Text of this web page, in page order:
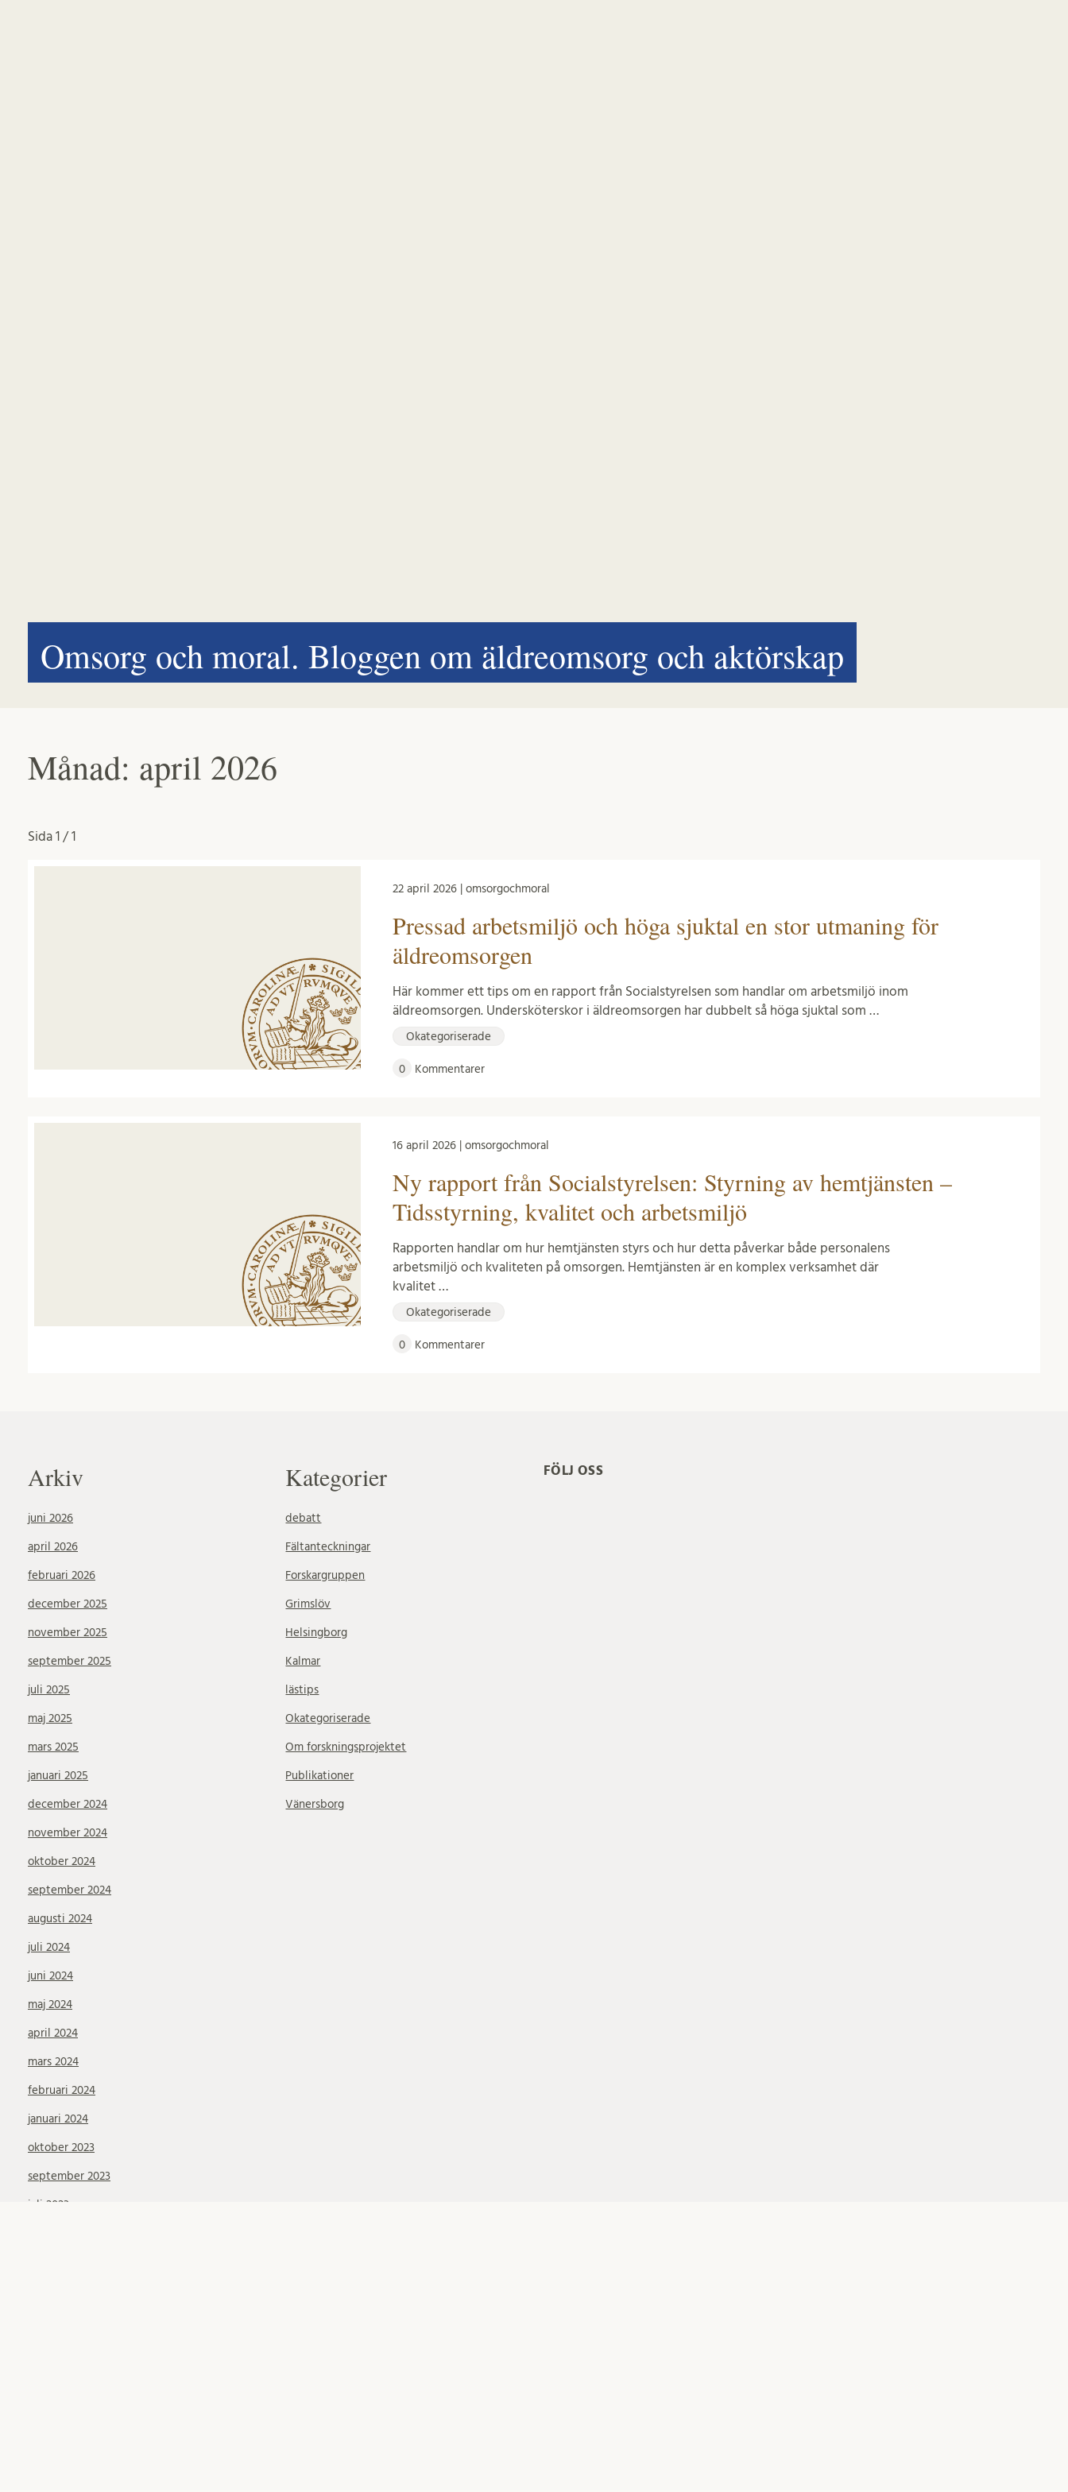
Omsorg och moral. Bloggen om äldreomsorg och aktörskap
Månad: april 2026
Sida 1 / 1
22 april 2026 | omsorgochmoral
Pressad arbetsmiljö och höga sjuktal en stor utmaning för
äldreomsorgen
Här kommer ett tips om en rapport från Socialstyrelsen som handlar om arbetsmiljö inom
äldreomsorgen. Undersköterskor i äldreomsorgen har dubbelt så höga sjuktal som …
Okategoriserade
0 Kommentarer
16 april 2026 | omsorgochmoral
Ny rapport från Socialstyrelsen: Styrning av hemtjänsten –
Tidsstyrning, kvalitet och arbetsmiljö
Rapporten handlar om hur hemtjänsten styrs och hur detta påverkar både personalens
arbetsmiljö och kvaliteten på omsorgen. Hemtjänsten är en komplex verksamhet där
kvalitet …
Okategoriserade
0 Kommentarer
Arkiv
juni 2026
april 2026
februari 2026
december 2025
november 2025
september 2025
juli 2025
maj 2025
mars 2025
januari 2025
december 2024
november 2024
oktober 2024
september 2024
augusti 2024
juli 2024
juni 2024
maj 2024
april 2024
mars 2024
februari 2024
januari 2024
oktober 2023
september 2023
juli 2023
Kategorier
debatt
Fältanteckningar
Forskargruppen
Grimslöv
Helsingborg
Kalmar
lästips
Okategoriserade
Om forskningsprojektet
Publikationer
Vänersborg
FÖLJ OSS